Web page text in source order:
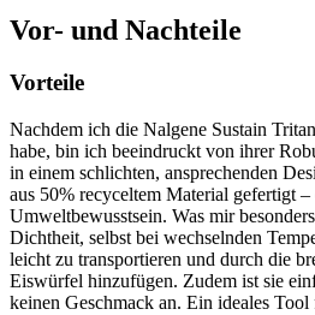
Vor- und Nachteile
Vorteile
Nachdem ich die Nalgene Sustain
habe, bin ich beeindruckt von ihrer
in einem schlichten, ansprechenden
aus 50% recyceltem Material gefertigt
Umweltbewusstsein. Was mir
Dichtheit, selbst bei wechselnden
leicht zu transportieren und durch die
Eiswürfel hinzufügen. Zudem ist sie
keinen Geschmack an. Ein ideales